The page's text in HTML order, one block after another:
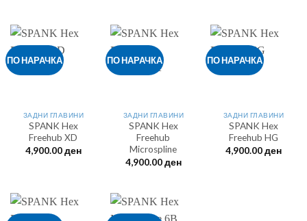
ПО НАРАЧКА
ЗАДНИ ГЛАВИНИ
SPANK Hex
Freehub XD
4,900.00ден
ПО НАРАЧКА
ЗАДНИ ГЛАВИНИ
SPANK Hex
Freehub
Microspline
4,900.00ден
ПО НАРАЧКА
ЗАДНИ ГЛАВИНИ
SPANK Hex
Freehub HG
4,900.00ден